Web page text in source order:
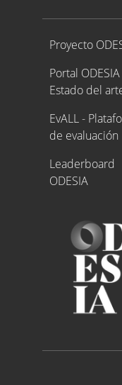
Proyecto
Proyecto
Portal
Estado del
EvALL -
de evaluación
Leaderboard
ODESIA